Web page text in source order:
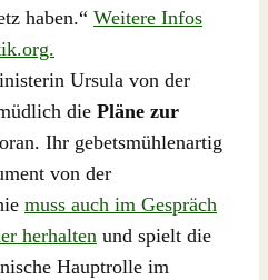
haben.“ Weitere Infos
Ursula von der
die Pläne zur
Ihr gebetsmühlenartig
von der
muss auch im Gespräch
herhalten und spielt die
Hauptrolle im